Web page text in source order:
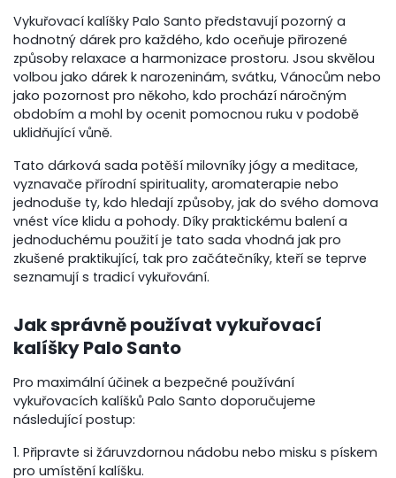
Vykuřovací kalíšky Palo Santo představují pozorný a
hodnotný dárek pro každého, kdo oceňuje přirozené
způsoby relaxace a harmonizace prostoru. Jsou skvělou
volbou jako dárek k narozeninám, svátku, Vánocům nebo
jako pozornost pro někoho, kdo prochází náročným
obdobím a mohl by ocenit pomocnou ruku v podobě
uklidňující vůně.
Tato dárková sada potěší milovníky jógy a meditace,
vyznavače přírodní spirituality, aromaterapie nebo
jednoduše ty, kdo hledají způsoby, jak do svého domova
vnést více klidu a pohody. Díky praktickému balení a
jednoduchému použití je tato sada vhodná jak pro
zkušené praktikující, tak pro začátečníky, kteří se teprve
seznamují s tradicí vykuřování.
Jak správně používat vykuřovací
kalíšky Palo Santo
Pro maximální účinek a bezpečné používání
vykuřovacích kalíšků Palo Santo doporučujeme
následující postup:
1. Připravte si žáruvzdornou nádobu nebo misku s pískem
pro umístění kalíšku.